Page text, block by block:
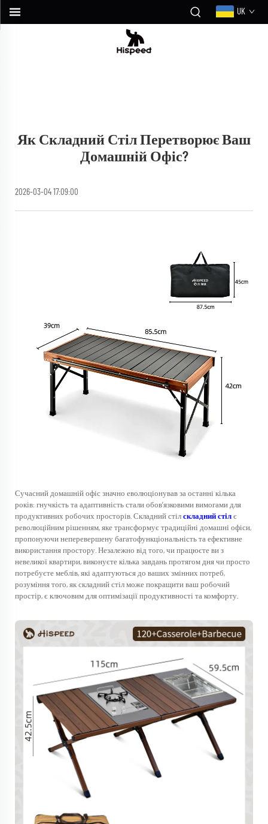
UK
Як Складний Стіл Перетворює Ваш
Домашній Офіс?
2026-03-04 17:09:00
Сучасний домашній офіс значно еволюціонував за останні кілька
років: гнучкість та адаптивність стали обов’язковими вимогами для
продуктивних робочих просторів. Складний стіл складний стіл є
революційним рішенням, яке трансформує традиційні домашні офіси,
пропонуючи неперевершену багатофункціональність та ефективне
використання простору. Незалежно від того, чи працюєте ви з
невеликої квартири, виконуєте кілька завдань протягом дня чи просто
потребуєте меблів, які адаптуються до ваших змінних потреб,
розуміння того, як складний стіл може покращити ваш робочий
простір, є ключовим для оптимізації продуктивності та комфорту.